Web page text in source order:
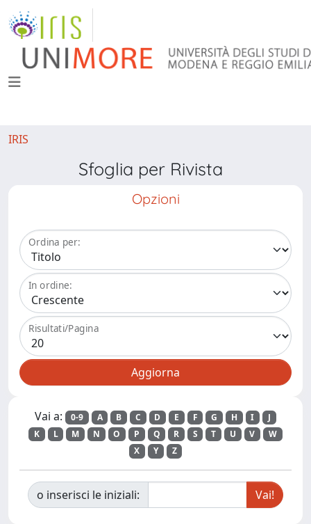
IRIS
Sfoglia per Rivista
Opzioni
Ordina per:
In ordine:
Risultati/Pagina
Vai a: 0-9 A B C D E F G H I
J
K
L M N O P Q R S T U V
W
X
Y Z
o inserisci le iniziali: